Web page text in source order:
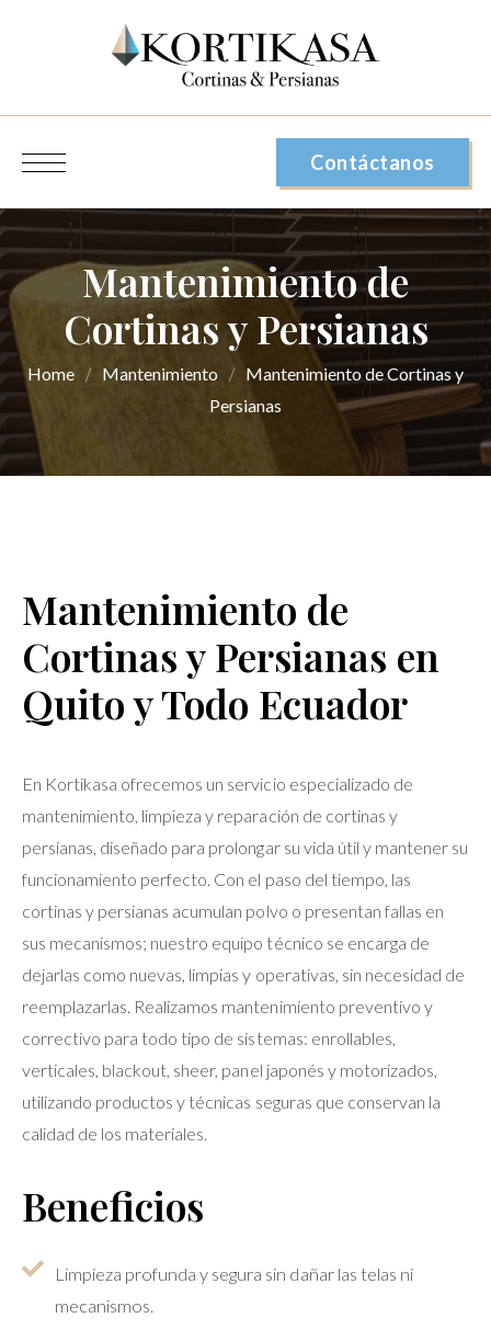
Contáctanos
Mantenimiento de
Cortinas y Persianas
Home Mantenimiento
Mantenimiento de Cortinas y
Persianas
Mantenimiento de
Cortinas y Persianas en
Quito y Todo Ecuador
En Kortikasa ofrecemos un servicio especializado de
mantenimiento, limpieza y reparación de cortinas y
persianas, diseñado para prolongar su vida útil y mantener su
funcionamiento perfecto. Con el paso del tiempo, las
cortinas y persianas acumulan polvo o presentan fallas en
sus mecanismos; nuestro equipo técnico se encarga de
dejarlas como nuevas, limpias y operativas, sin necesidad de
reemplazarlas. Realizamos mantenimiento preventivo y
correctivo para todo tipo de sistemas: enrollables,
verticales, blackout, sheer, panel japonés y motorizados,
utilizando productos y técnicas seguras que conservan la
calidad de los materiales.
Beneficios
Limpieza profunda y segura sin dañar las telas ni
mecanismos.